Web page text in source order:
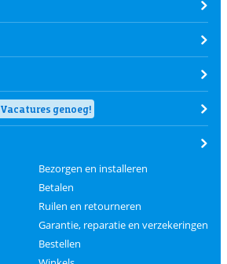
Vacatures genoeg!
Bezorgen en installeren
Betalen
Ruilen en retourneren
Garantie, reparatie en verzekeringen
Bestellen